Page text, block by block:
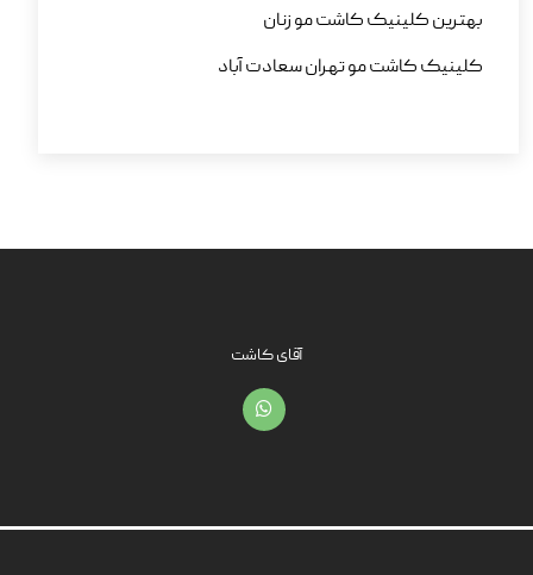
بهترین کلینیک کاشت مو زنان
کلینیک کاشت مو تهران سعادت آباد
آقای کاشت